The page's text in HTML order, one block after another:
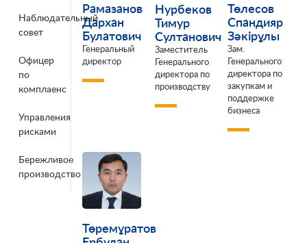
Наблюдательный
совет
Офицер
по
комплаенс
Управления
рисками
Бережливое
производство
Рамазанов
Дархан
Булатович
Генеральный
директор
Нурбеков
Тимур
Султанович
Заместитель
Генерального
директора по
производству
Төлесов
Спандияр
Зәкірұлы
Зам.
Генерального
директора по
закупкам и
поддержке
бизнеса
Төремұратов